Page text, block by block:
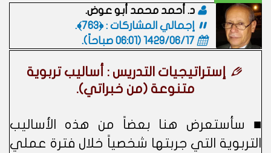
د. أحمد محمد أبو عوض.
إجمالي المشاركات : ﴿763﴾.
1429/06/17 (06:01 صباحاً)
.
إستراتيجيات التدريس : أساليب تربوية
متنوعة (من خبراتي).
■ سأستعرض هنا بعضاً من هذه الأساليب
التربوية التي جربتها شخصياً خلال فترة عملي